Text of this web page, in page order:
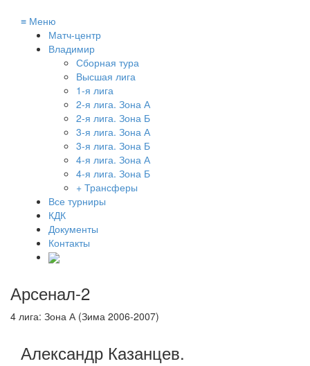
≡ Меню
Матч-центр
Владимир
Сборная тура
Высшая лига
1-я лига
2-я лига. Зона А
2-я лига. Зона Б
3-я лига. Зона А
3-я лига. Зона Б
4-я лига. Зона А
4-я лига. Зона Б
+ Трансферы
Все турниры
КДК
Документы
Контакты
Арсенал-2
4 лига: Зона А (Зима 2006-2007)
Александр Казанцев.